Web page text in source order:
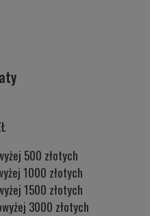
500 złotych
1000 złotych
1500 złotych
3000 złotych